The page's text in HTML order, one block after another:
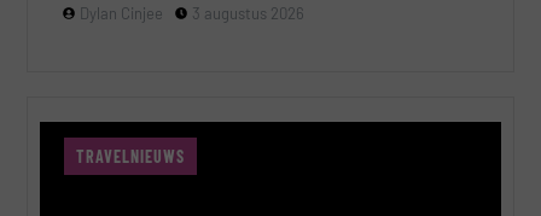
Dylan Cinjee 3 augustus 2026
TRAVELNIEUWS